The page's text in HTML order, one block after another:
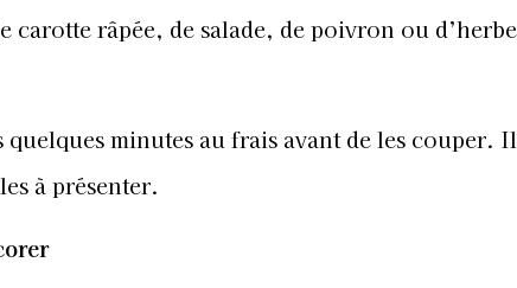
râpée, de salade, de poivron ou
quelques minutes au frais avant de les couper.
à présenter.